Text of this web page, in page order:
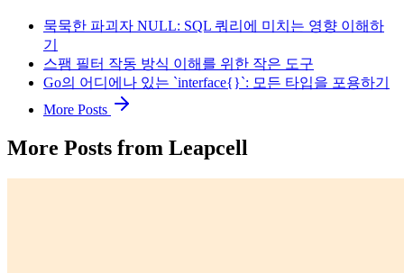
묵묵한 파괴자 NULL: SQL 쿼리에 미치는 영향 이해하
기
스팸 필터 작동 방식 이해를 위한 작은 도구
Go의 어디에나 있는 `interface{}`: 모든 타입을 포용하기
More Posts
More Posts from Leapcell